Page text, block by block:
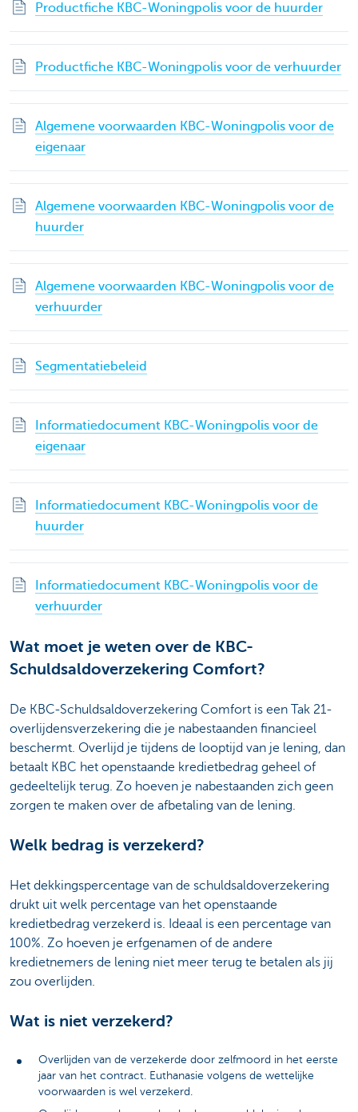
Productfiche KBC-Woningpolis voor de huurder
Productfiche KBC-Woningpolis voor de verhuurder
Algemene voorwaarden KBC-Woningpolis voor de
eigenaar
Algemene voorwaarden KBC-Woningpolis voor de
huurder
Algemene voorwaarden KBC-Woningpolis voor de
verhuurder
Segmentatiebeleid
Informatiedocument KBC-Woningpolis voor de
eigenaar
Informatiedocument KBC-Woningpolis voor de
huurder
Informatiedocument KBC-Woningpolis voor de
verhuurder
Wat moet je weten over de KBC-
Schuldsaldoverzekering Comfort?
De KBC-Schuldsaldoverzekering Comfort is een Tak 21-
overlijdensverzekering die je nabestaanden financieel
beschermt. Overlijd je tijdens de looptijd van je lening, dan
betaalt KBC het openstaande kredietbedrag geheel of
gedeeltelijk terug. Zo hoeven je nabestaanden zich geen
zorgen te maken over de afbetaling van de lening.
Welk bedrag is verzekerd?
Het dekkingspercentage van de schuldsaldoverzekering
drukt uit welk percentage van het openstaande
kredietbedrag verzekerd is. Ideaal is een percentage van
100%. Zo hoeven je erfgenamen of de andere
kredietnemers de lening niet meer terug te betalen als jij
zou overlijden.
Wat is niet verzekerd?
Overlijden van de verzekerde door zelfmoord in het eerste
jaar van het contract. Euthanasie volgens de wettelijke
voorwaarden is wel verzekerd.